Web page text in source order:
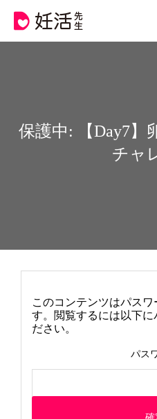
保護中: 【Day7】
チャ
このコンテンツはパス
す。閲覧するには以下に
ださい。
パス